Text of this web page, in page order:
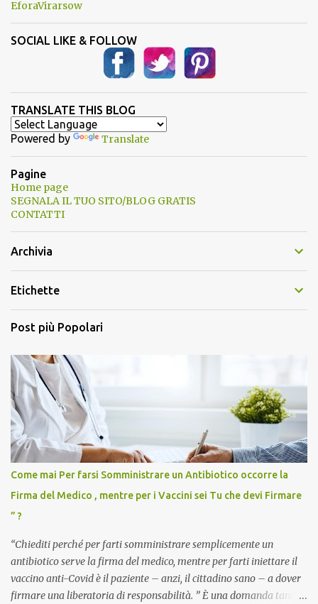
EforaVirarsow
SOCIAL LIKE & FOLLOW
TRANSLATE THIS BLOG
Powered by Translate
Pagine
Home page
SEGNALA IL TUO SITO/BLOG GRATIS
CONTATTI
Archivia
Etichette
Post più Popolari
Come mai Per farsi Somministrare un Antibiotico occorre la
Firma del Medico , mentre per i Vaccini sei Tu che devi Firmare
” ?
“Chiediti perché per farti somministrare semplicemente un
antibiotico serve la firma del medico, mentre per farti iniettare il
vaccino anti-Covid è il paziente – anzi, il cittadino sano – a dover
firmare una liberatoria di responsabilità. ” È una domanda tanto